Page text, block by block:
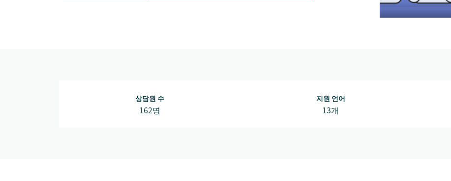
상담원 수
162명
지원 언어
13개